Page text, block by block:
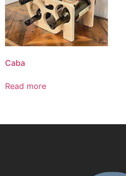
Caba
Read more